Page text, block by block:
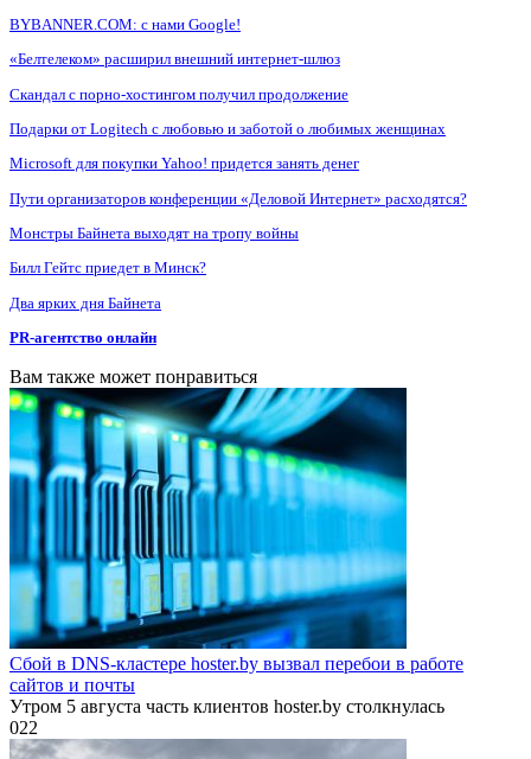
BYBANNER.COM: c нами Google!
«Белтелеком» расширил внешний интернет-шлюз
Скандал с порно-хостингом получил продолжение
Подарки от Logitech с любовью и заботой о любимых женщинах
Microsoft для покупки Yahoo! придется занять денег
Пути организаторов конференции «Деловой Интернет» расходятся?
Монстры Байнета выходят на тропу войны
Билл Гейтс приедет в Минск?
Два ярких дня Байнета
PR-агентство онлайн
Вам также может понравиться
Сбой в DNS-кластере hoster.by вызвал перебои в работе
сайтов и почты
Утром 5 августа часть клиентов hoster.by столкнулась
022